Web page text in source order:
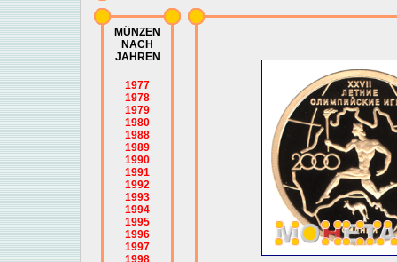
MÜNZEN
NACH
JAHREN
1977
1978
1979
1980
1988
1989
1990
1991
1992
1993
1994
1995
1996
1997
1998